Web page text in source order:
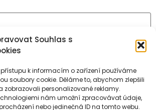
Souhlas s
k informacím o zařízení používáme
soubory cookie. Děláme to, abychom zlepšili
zobrazovali personalizované reklamy.
nám umožní zpracovávat údaje,
nebo jedinečná ID na tomto webu.